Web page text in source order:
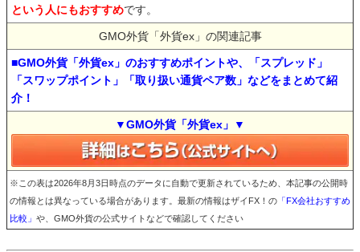
という人にもおすすめです。
GMO外貨「外貨ex」の関連記事
■GMO外貨「外貨ex」のおすすめポイントや、「スプレッド」
「スワップポイント」「取り扱い通貨ペア数」などをまとめて紹
介！
▼GMO外貨「外貨ex」▼
※この表は2026年8月3日時点のデータに自動で更新されているため、本記事の公開時
の情報とは異なっている場合があります。最新の情報はザイFX！の 「FX会社おすすめ
比較」 や、GMO外貨の公式サイトなどで確認してください